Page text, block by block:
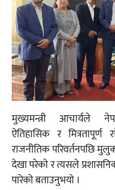
मुख्यमन्त्री आचार्यले
ऐतिहासिक र
राजनीतिक परिवर्तनपछि
देखा परेकाे र त्यसले
पारेको बताउनुभयो ।